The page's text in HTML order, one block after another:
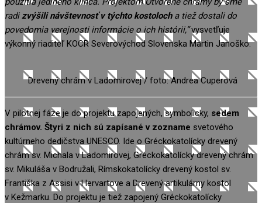
radizvýšili návštevnosť v týchto kostolocha tiež dostali do
povedomia verejnosti informácie o ich histórii,“vysvetľuje
výkonný riaditeľ KOCR Severovýchod Slovenska Martin Janoško.
Drevený chrám v Ladomirovej / foto: Andrea Cuperová
V pilotnej fáze je do projektu zapojených, symbolicky, sedem
chrámov. Štyri z nich sú zapísané v zozname svetového
kultúrneho dedičstva UNESCO. Ide o Gréckokatolícky drevený
chrám sv. Michala v Ladomirovej, Gréckokatolícky drevený chrám
sv. Mikuláša v Bodružali, Rímskokatolícky drevený kostol sv.
Františka z Assisi v Hervartove a Drevený artikulárny kostol
v Kežmarku. Do projektu je tiež zapojený Gréckokatolícky